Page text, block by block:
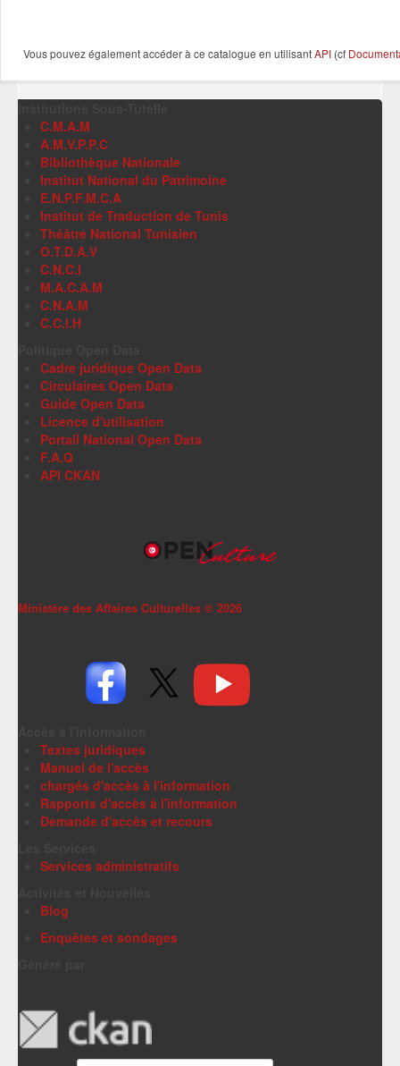
Vous pouvez également accéder à ce catalogue en utilisantAPI (cf
C.M.A.M
A.M.V.P.P.C
Bibliothèque Nationale
Institut National du Patrimoine
E.N.P.F.M.C.A
Institut de Traduction de Tunis
Théâtre National Tunisien
O.T.D.A.V
C.N.C.I
M.A.C.A.M
C.N.A.M
C.C.I.H
Cadre juridique Open Data
Circulaires Open Data
Guide Open Data
Licence d'utilisation
Portail National Open Data
F.A.Q
API CKAN
Ministère des Affaires Culturelles © 2026
Textes juridiques
Manuel de l'accès
chargés d'accès à l'information
Rapports d'accès à l'information
Demande d'accès et recours
Services administratifs
Blog
Enquêtes et sondages